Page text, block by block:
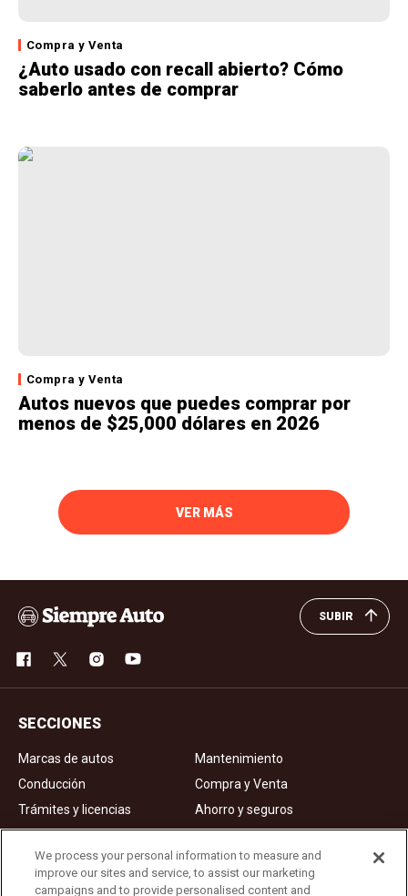
Compra y Venta
¿Auto usado con recall abierto? Cómo
saberlo antes de comprar
Compra y Venta
Autos nuevos que puedes comprar por
menos de $25,000 dólares en 2026
VER MÁS
SUBIR
SECCIONES
Marcas de autos
Mantenimiento
Conducción
Compra y Venta
Trámites y licencias
Ahorro y seguros
Noticias
Videos de autos
We process your personal information to measure and
improve our sites and service, to assist our marketing
campaigns and to provide personalised content and